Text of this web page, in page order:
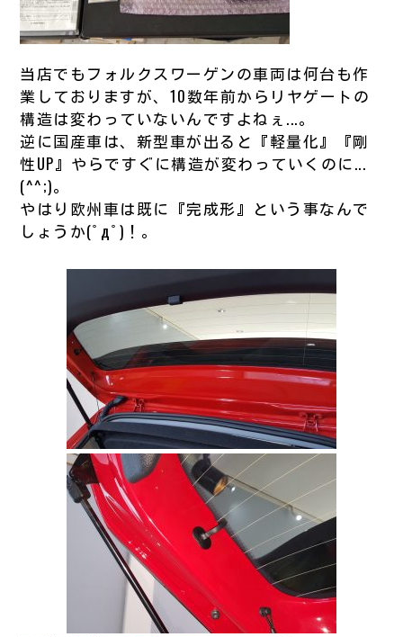
当店でもフォルクスワーゲンの車両は何台も作
業しておりますが、10数年前からリヤゲートの
構造は変わっていないんですよねぇ...。
逆に国産車は、新型車が出ると『軽量化』『剛
性UP』やらですぐに構造が変わっていくのに...
(^^;)。
やはり欧州車は既に『完成形』という事なんで
しょうか(ﾟдﾟ)！。